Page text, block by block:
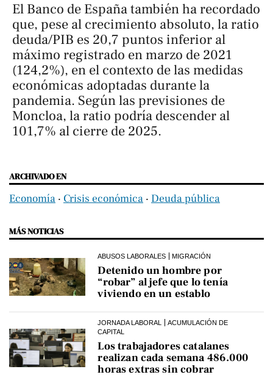
El Banco de España también ha recordado
que, pese al crecimiento absoluto, la ratio
deuda/PIB es 20,7 puntos inferior al
máximo registrado en marzo de 2021
(124,2%), en el contexto de las medidas
económicas adoptadas durante la
pandemia. Según las previsiones de
Moncloa, la ratio podría descender al
101,7% al cierre de 2025.
ARCHIVADO EN
Economía ‧ Crisis económica ‧ Deuda pública
MÁS NOTICIAS
ABUSOS LABORALES MIGRACIÓN
Detenido un hombre por
“robar” al jefe que lo tenía
viviendo en un establo
JORNADA LABORAL
ACUMULACIÓN DE
CAPITAL
Los trabajadores catalanes
realizan cada semana 486.000
horas extras sin cobrar